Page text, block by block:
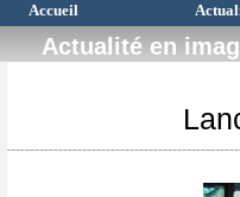
Accueil
Actualité en